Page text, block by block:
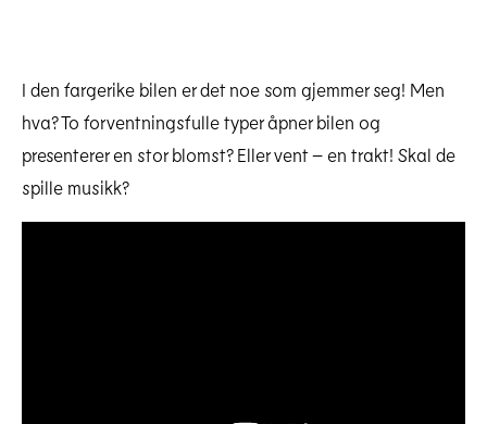
I den fargerike bilen er det noe som gjemmer seg! Men
hva? To forventningsfulle typer åpner bilen og
presenterer en stor blomst? Eller vent – en trakt! Skal de
spille musikk?